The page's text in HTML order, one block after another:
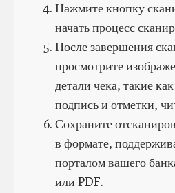
Нажмите кнопку
начать процесс
После завершения
просмотрите
детали чека, такие
подпись и отметки,
Сохраните
в формате,
порталом вашего
или PDF.